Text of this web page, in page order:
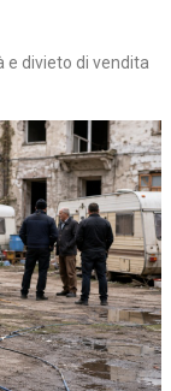
e divieto di vendita